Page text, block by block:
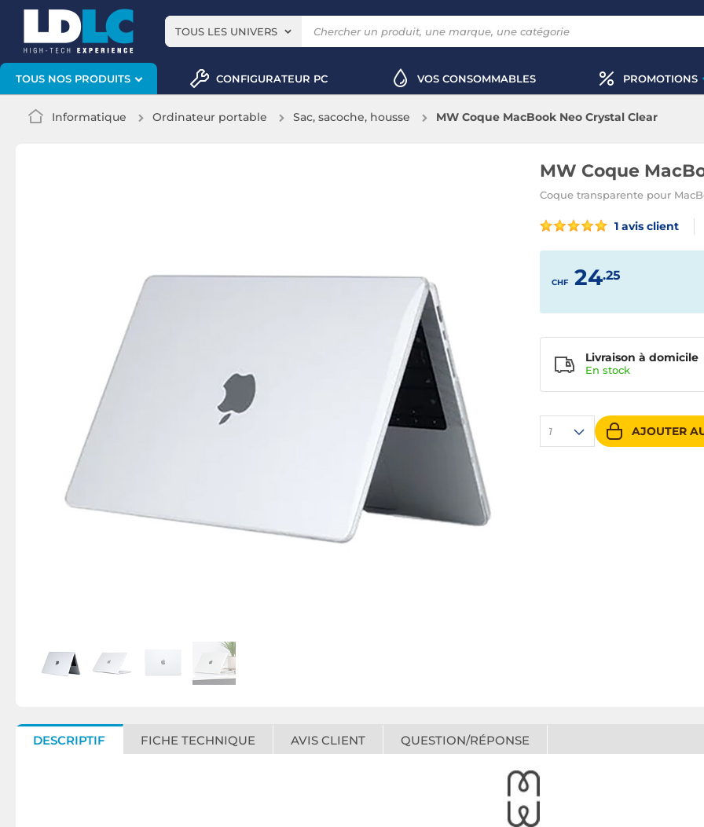
TOUS LES UNIVERS
TOUS NOS PRODUITS CONFIGURATEUR PC VOS CONSOMMABLES PROMOTIONS
Informatique Ordinateur portable Sac, sacoche, housse MW Coque MacBook Neo Crystal Clear
MW Coque
Coque transparente pour
1 avis client
CHF 24.25
1 AJOUTER
Livraison à domicile
En stock
DESCRIPTIF FICHE TECHNIQUE AVIS CLIENT QUESTION/RÉPONSE